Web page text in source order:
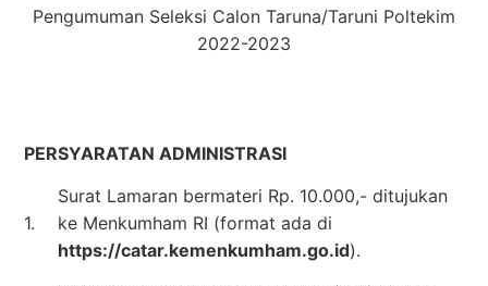
Pengumuman Seleksi Calon Taruna/Taruni Poltekim
2022-2023
PERSYARATAN ADMINISTRASI
1.
Surat Lamaran bermateri Rp. 10.000,- ditujukan
ke Menkumham RI (format ada di
https://catar.kemenkumham.go.id).